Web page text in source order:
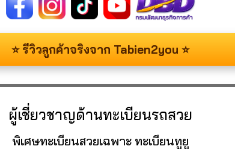
⭐ รีวิวลูกค้าจริงจาก Tabien2you ⭐
ผู้เชี่ยวชาญด้านทะเบียนรถสวย
พิเศษทะเบียนสวยเฉพาะ ทะเบียนทูยู